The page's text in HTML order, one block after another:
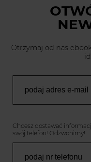
Otrzymaj od nas
Chcesz dostawać
swój telefon! Odzwonimy!